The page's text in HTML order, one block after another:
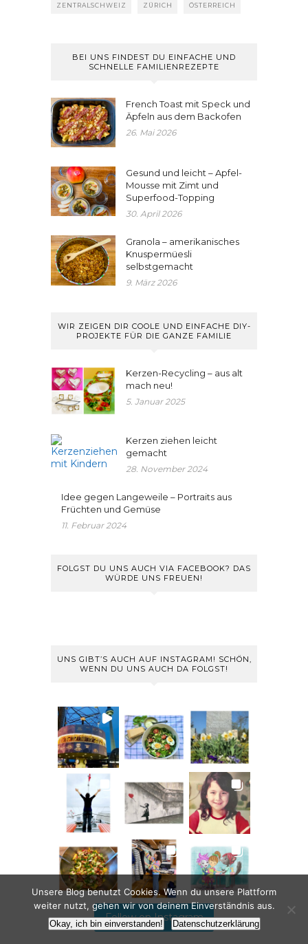
ZENTRALSCHWEIZ ZÜRICH ÖSTERREICH
BEI UNS FINDEST DU EINFACHE UND
SCHNELLE FAMILIENREZEPTE
French Toast mit Speck und
Äpfeln aus dem Backofen
26. Mai 2026
Gesund und leicht – Apfel-
Mousse mit Zimt und
Superfood-Topping
30. April 2026
Granola – amerikanisches
Knuspermüesli
selbstgemacht
9. März 2026
WIR ZEIGEN DIR COOLE UND EINFACHE DIY-
PROJEKTE FÜR DIE GANZE FAMILIE
Kerzen-Recycling – aus alt
mach neu!
5. Januar 2025
Kerzen ziehen leicht
gemacht
28. November 2024
Idee gegen Langeweile – Portraits aus
Früchten und Gemüse
11. Februar 2024
FOLGST DU UNS AUCH VIA FACEBOOK? DAS
WÜRDE UNS FREUEN!
UNS GIBT’S AUCH AUF INSTAGRAM! SCHÖN,
WENN DU UNS AUCH DA FOLGST!
Follow on Instagram
Unsere Blog benutzt Cookies. Wenn du unsere Plattform
weiter nutzt, gehen wir von deinem Einverständnis aus.
Okay, ich bin einverstanden! Datenschutzerklärung